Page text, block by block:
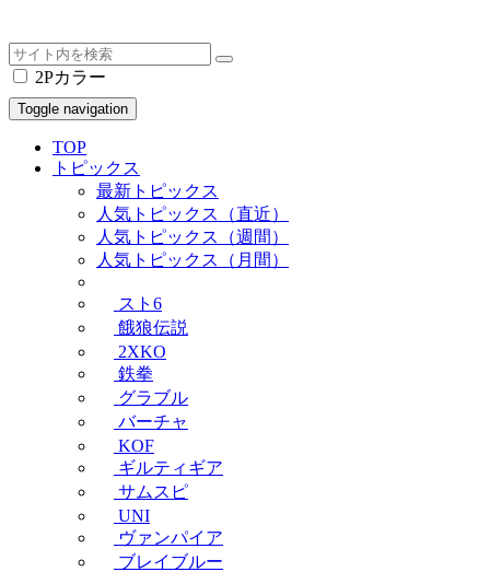
2Pカラー
Toggle navigation
TOP
トピックス
最新トピックス
人気トピックス（直近）
人気トピックス（週間）
人気トピックス（月間）
スト6
餓狼伝説
2XKO
鉄拳
グラブル
バーチャ
KOF
ギルティギア
サムスピ
UNI
ヴァンパイア
ブレイブルー